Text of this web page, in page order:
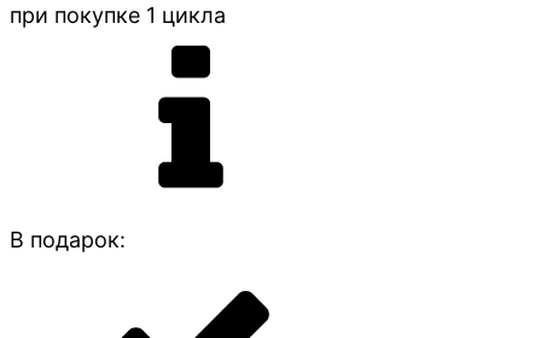
при покупке 1 цикла
В подарок: